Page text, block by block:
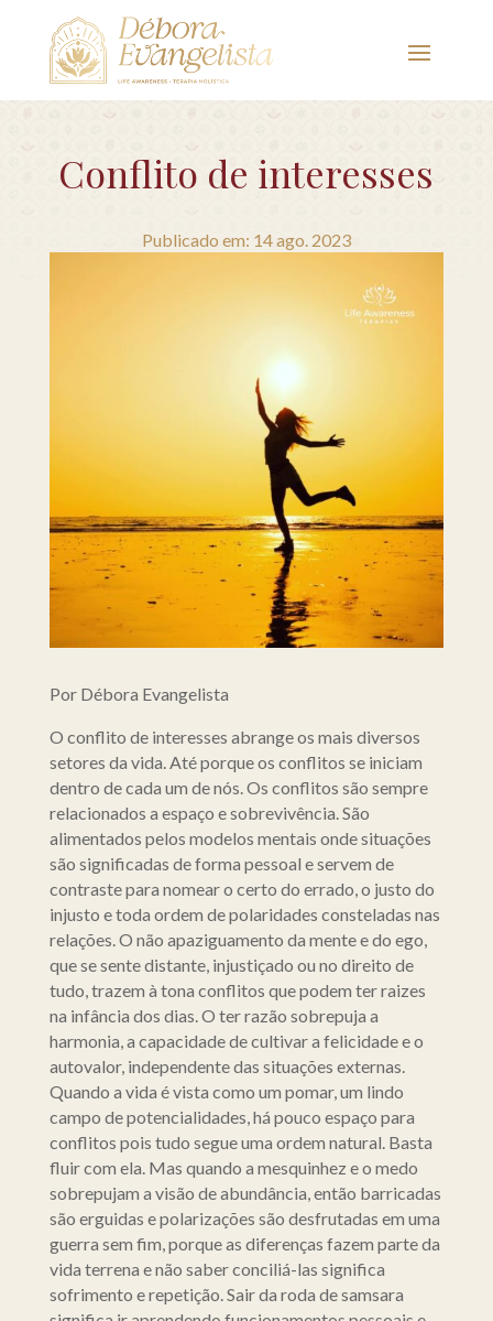
Conflito de interesses
Publicado em: 14 ago. 2023
Por Débora Evangelista
O conflito de interesses abrange os mais diversos
setores da vida. Até porque os conflitos se iniciam
dentro de cada um de nós. Os conflitos são sempre
relacionados a espaço e sobrevivência. São
alimentados pelos modelos mentais onde situações
são significadas de forma pessoal e servem de
contraste para nomear o certo do errado, o justo do
injusto e toda ordem de polaridades consteladas nas
relações. O não apaziguamento da mente e do ego,
que se sente distante, injustiçado ou no direito de
tudo, trazem à tona conflitos que podem ter raizes
na infância dos dias. O ter razão sobrepuja a
harmonia, a capacidade de cultivar a felicidade e o
autovalor, independente das situações externas.
Quando a vida é vista como um pomar, um lindo
campo de potencialidades, há pouco espaço para
conflitos pois tudo segue uma ordem natural. Basta
fluir com ela. Mas quando a mesquinhez e o medo
sobrepujam a visão de abundância, então barricadas
são erguidas e polarizações são desfrutadas em uma
guerra sem fim, porque as diferenças fazem parte da
vida terrena e não saber conciliá-las significa
sofrimento e repetição. Sair da roda de samsara